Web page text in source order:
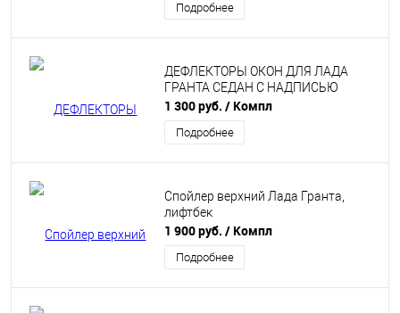
Подробнее
ДЕФЛЕКТОРЫ ОКОН ДЛЯ ЛАДА
ГРАНТА СЕДАН С НАДПИСЬЮ
1 300 руб. / Компл
Подробнее
Спойлер верхний Лада Гранта,
лифтбек
1 900 руб. / Компл
Подробнее